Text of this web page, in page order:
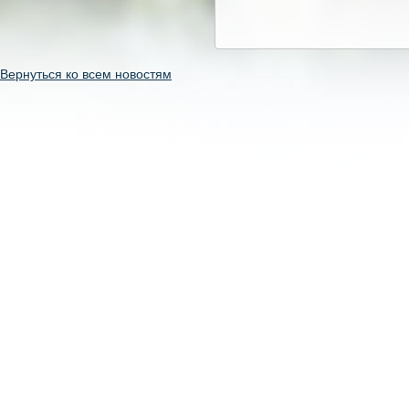
Вернуться ко всем новостям